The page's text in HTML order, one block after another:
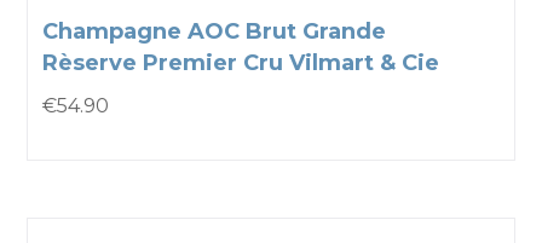
Champagne AOC Brut Grande
Rèserve Premier Cru Vilmart & Cie
€54.90